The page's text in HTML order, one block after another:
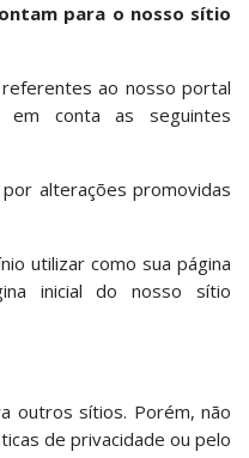
para o nosso sítio
ao nosso portal
em conta as seguintes
alterações promovidas
utilizar como sua página
inicial do nosso sítio
outros sítios. Porém, não
de privacidade ou pelo